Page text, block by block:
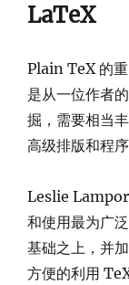
LaTeX
Plain TeX 的
是从一位作者
掘，需要相当
高级排版和程序
Leslie
和使用最为广
基础之上，并
方便的利用